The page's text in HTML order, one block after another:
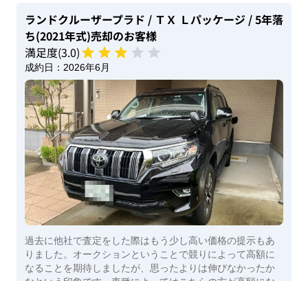
ランドクルーザープラド / ＴＸ Ｌパッケージ / 5年落
ち(2021年式)売却のお客様
満足度(3.0)
成約日： 2026年6月
過去に他社で査定をした際はもう少し高い価格の提示もあ
りました。オークションということで競りによって高額に
なることを期待しましたが、思ったよりは伸びなかったか